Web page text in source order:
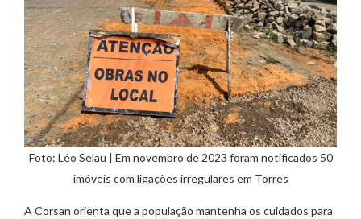
Foto: Léo Selau | Em novembro de 2023 foram notificados 50
imóveis com ligações irregulares em Torres
A Corsan orienta que a população mantenha os cuidados para